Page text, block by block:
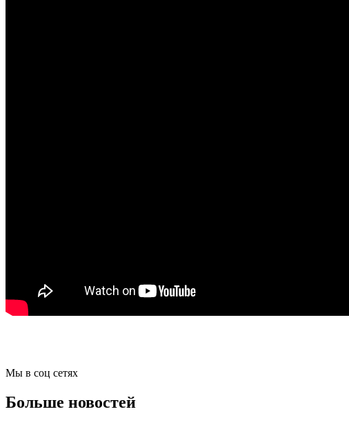
Мы в соц сетях
Больше новостей